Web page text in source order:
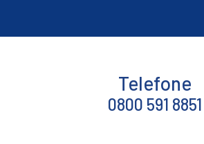
Telefone
0800 591 8851